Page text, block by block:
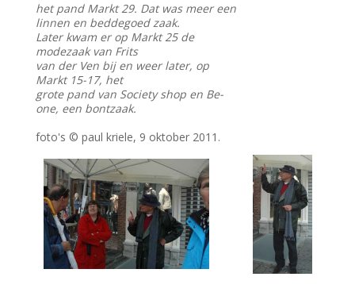
het pand Markt 29. Dat was meer een
linnen en beddegoed zaak.
Later kwam er op Markt 25 de
modezaak van Frits
van der Ven bij en weer later, op
Markt 15-17, het
grote pand van Society shop en Be-
one, een bontzaak.
foto's © paul kriele, 9 oktober 2011.